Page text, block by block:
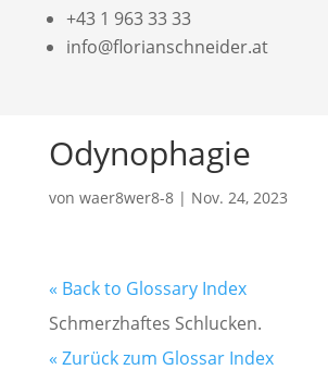
+43 1 963 33 33
info@florianschneider.at
Odynophagie
von waer8wer8-8| Nov. 24, 2023
« Back to Glossary Index
Schmerzhaftes Schlucken.
« Zurück zum Glossar Index